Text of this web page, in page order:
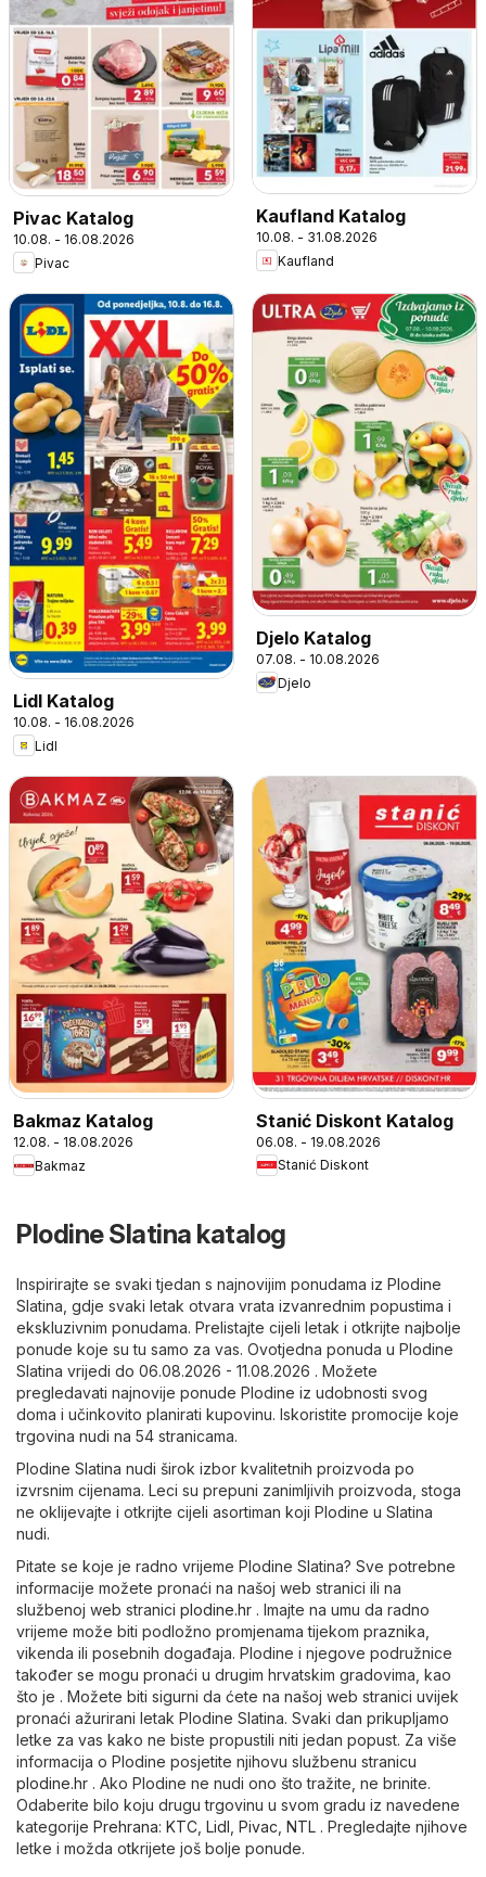
Pivac Katalog
10.08. - 16.08.2026
Pivac
Kaufland Katalog
10.08. - 31.08.2026
Kaufland
Lidl Katalog
10.08. - 16.08.2026
Lidl
Djelo Katalog
07.08. - 10.08.2026
Djelo
Bakmaz Katalog
12.08. - 18.08.2026
Bakmaz
Stanić Diskont Katalog
06.08. - 19.08.2026
Stanić Diskont
Plodine Slatina katalog
Inspirirajte se svaki tjedan s najnovijim ponudama iz Plodine
Slatina, gdje svaki letak otvara vrata izvanrednim popustima i
ekskluzivnim ponudama. Prelistajte cijeli letak i otkrijte najbolje
ponude koje su tu samo za vas. Ovotjedna ponuda u Plodine
Slatina vrijedi do 06.08.2026 - 11.08.2026 . Možete
pregledavati najnovije ponude Plodine iz udobnosti svog
doma i učinkovito planirati kupovinu. Iskoristite promocije koje
trgovina nudi na 54 stranicama.
Plodine Slatina nudi širok izbor kvalitetnih proizvoda po
izvrsnim cijenama. Leci su prepuni zanimljivih proizvoda, stoga
ne oklijevajte i otkrijte cijeli asortiman koji Plodine u Slatina
nudi.
Pitate se koje je radno vrijeme Plodine Slatina? Sve potrebne
informacije možete pronaći na našoj web stranici ili na
službenoj web stranici plodine.hr . Imajte na umu da radno
vrijeme može biti podložno promjenama tijekom praznika,
vikenda ili posebnih događaja. Plodine i njegove podružnice
također se mogu pronaći u drugim hrvatskim gradovima, kao
što je . Možete biti sigurni da ćete na našoj web stranici uvijek
pronaći ažurirani letak Plodine Slatina. Svaki dan prikupljamo
letke za vas kako ne biste propustili niti jedan popust. Za više
informacija o Plodine posjetite njihovu službenu stranicu
plodine.hr . Ako Plodine ne nudi ono što tražite, ne brinite.
Odaberite bilo koju drugu trgovinu u svom gradu iz navedene
kategorije Prehrana: KTC Lidl Pivac NTL . Pregledajte njihove
letke i možda otkrijete još bolje ponude.